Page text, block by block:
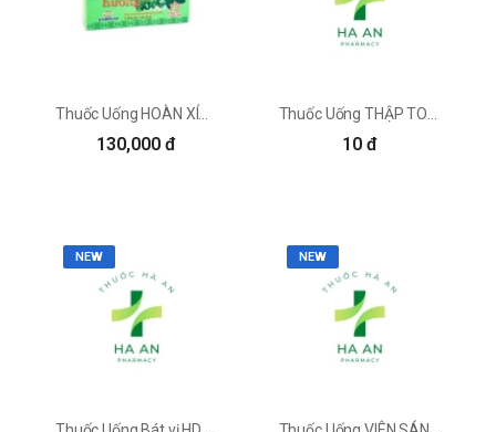
phẩm thục địa kém chất lượng sẽ không có tác
dụng tốt hoặc hiệu quả không đủ để điều trị
130,000 đ 10 đ
NEW NEW